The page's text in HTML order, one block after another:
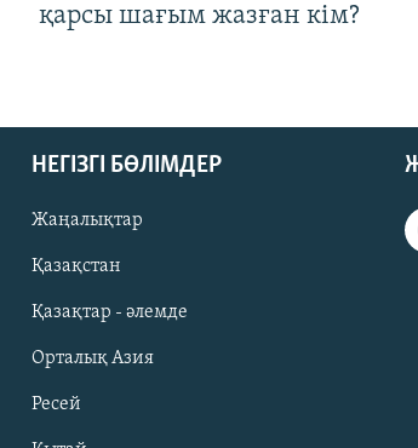
қарсы шағым жазған кім?
НЕГІЗГІ БӨЛІМДЕР
Жаңалықтар
Қазақстан
Қазақтар - әлемде
Орталық Азия
Ресей